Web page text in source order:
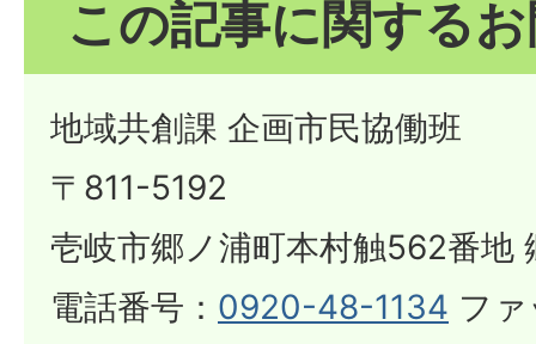
この記事に関する
地域共創課 企画市民協働班
〒811-5192
壱岐市郷ノ浦町本村触562番地
電話番号： 0920-48-1134 フ